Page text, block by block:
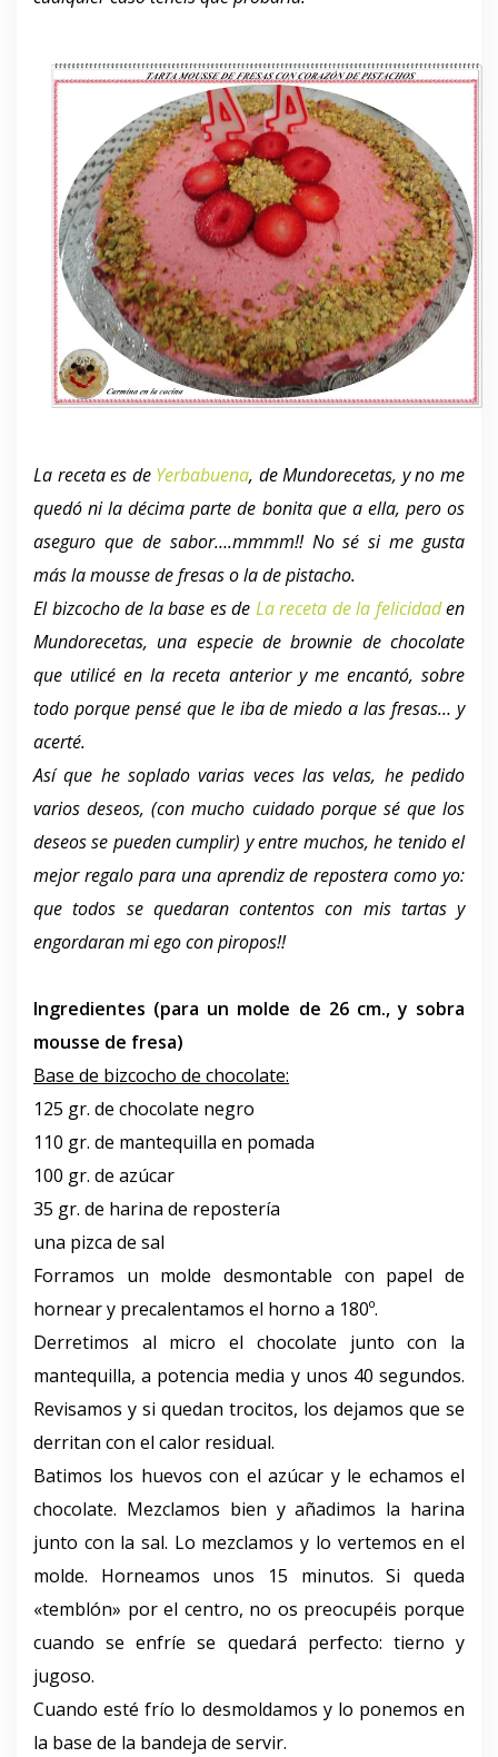
La receta es de Yerbabuena, de Mundorecetas, y no me
quedó ni la décima parte de bonita que a ella, pero os
aseguro que de sabor….mmmm!! No sé si me gusta
más la mousse de fresas o la de pistacho.
El bizcocho de la base es de La receta de la felicidaden
Mundorecetas, una especie de brownie de chocolate
que utilicé en la receta anterior y me encantó, sobre
todo porque pensé que le iba de miedo a las fresas… y
acerté.
Así que he soplado varias veces las velas, he pedido
varios deseos, (con mucho cuidado porque sé que los
deseos se pueden cumplir) y entre muchos, he tenido el
mejor regalo para una aprendiz de repostera como yo:
que todos se quedaran contentos con mis tartas y
engordaran mi ego con piropos!!
Ingredientes (para un molde de 26 cm., y sobra
mousse de fresa)
Base de bizcocho de chocolate:
125 gr. de chocolate negro
110 gr. de mantequilla en pomada
100 gr. de azúcar
35 gr. de harina de repostería
una pizca de sal
Forramos un molde desmontable con papel de
hornear y precalentamos el horno a 180º.
Derretimos al micro el chocolate junto con la
mantequilla, a potencia media y unos 40 segundos.
Revisamos y si quedan trocitos, los dejamos que se
derritan con el calor residual.
Batimos los huevos con el azúcar y le echamos el
chocolate. Mezclamos bien y añadimos la harina
junto con la sal. Lo mezclamos y lo vertemos en el
molde. Horneamos unos 15 minutos. Si queda
«temblón» por el centro, no os preocupéis porque
cuando se enfríe se quedará perfecto: tierno y
jugoso.
Cuando esté frío lo desmoldamos y lo ponemos en
la base de la bandeja de servir.